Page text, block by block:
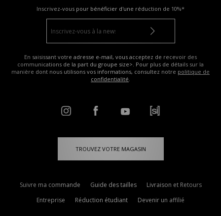
Inscrivez-vous pour bénéficier d'une réduction de 10%*
En saisissant votre adresse e-mail, vous acceptez de recevoir des
communications de la part du groupe size>. Pour plus de détails sur la
manière dont nous utilisons vos informations, consultez notre politique de
confidentialité.
TROUVEZ VOTRE MAGASIN
Suivre ma commande Guide des tailles
Livraison et Retours
Entreprise
Réduction étudiant Devenir un affilié